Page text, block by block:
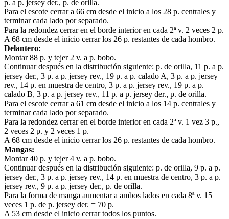
p. a p. jersey der., p. de orilla.
Para el escote cerrar a 66 cm desde el inicio a los 28 p. centrales y
terminar cada lado por separado.
Para la redondez cerrar en el borde interior en cada 2ª v. 2 veces 2 p.
A 68 cm desde el inicio cerrar los 26 p. restantes de cada hombro.
Delantero:
Montar 88 p. y tejer 2 v. a p. bobo.
Continuar después en la distribución siguiente: p. de orilla, 11 p. a p.
jersey der., 3 p. a p. jersey rev., 19 p. a p. calado A, 3 p. a p. jersey
rev., 14 p. en muestra de centro, 3 p. a p. jersey rev., 19 p. a p.
calado B, 3 p. a p. jersey rev., 11 p. a p. jersey der., p. de orilla.
Para el escote cerrar a 61 cm desde el inicio a los 14 p. centrales y
terminar cada lado por separado.
Para la redondez cerrar en el borde interior en cada 2ª v. 1 vez 3 p.,
2 veces 2 p. y 2 veces 1 p.
A 68 cm desde el inicio cerrar los 26 p. restantes de cada hombro.
Mangas:
Montar 40 p. y tejer 4 v. a p. bobo.
Continuar después en la distribución siguiente: p. de orilla, 9 p. a p.
jersey der., 3 p. a p. jersey rev., 14 p. en muestra de centro, 3 p. a p.
jersey rev., 9 p. a p. jersey der., p. de orilla.
Para la forma de manga aumentar a ambos lados en cada 8ª v. 15
veces 1 p. de p. jersey der. = 70 p.
A 53 cm desde el inicio cerrar todos los puntos.